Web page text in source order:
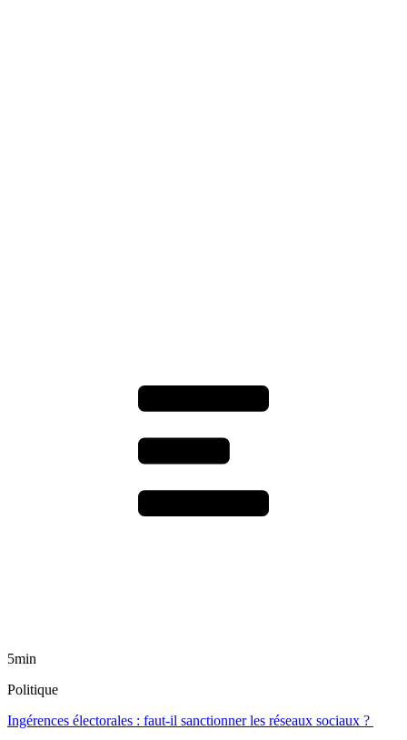
5min
Politique
Ingérences électorales : faut-il sanctionner les réseaux sociaux ?